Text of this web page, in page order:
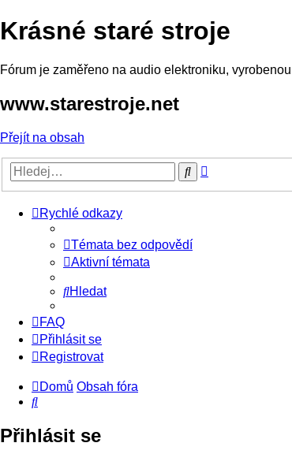
Krásné staré stroje
Fórum je zaměřeno na audio elektroniku,
www.starestroje.net
Přejít na obsah
Hledat
Rychlé odkazy
Témata bez odpovědí
Aktivní témata
Hledat
FAQ
Přihlásit se
Registrovat
Domů Obsah fóra
Hledat
Přihlásit se